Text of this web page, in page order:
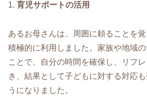
1. 育児サポートの活用
あるお母さんは、周囲に頼ることを
積極的に利用しました。家族や地域
ことで、自分の時間を確保し、リフ
き、結果として子どもに対する対応
うになりました。